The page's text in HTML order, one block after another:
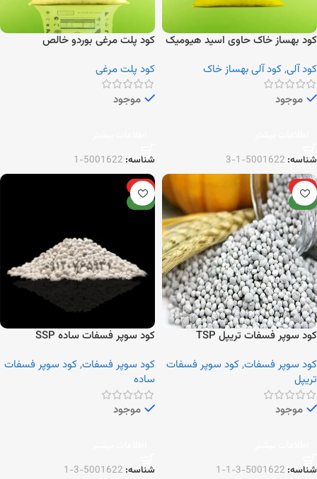
کود بهساز خاک حاوی اسید هیومیک
کود آلی,کود آلی بهساز خاک
موجود
شناسه: 5001622-1-3
کود پلت مرغی بوردو خالص
کود پلت مرغی
موجود
شناسه: 5001622-1
ویژه
جدید
کود سوپر فسفات تریپل TSP
کود سوپر فسفات,کود سوپر فسفات
تریپل
موجود
شناسه: 5001622-3-1-1
ویژه
جدید
کود سوپر فسفات ساده SSP
کود سوپر فسفات,کود سوپر فسفات
ساده
موجود
شناسه: 5001622-3-1